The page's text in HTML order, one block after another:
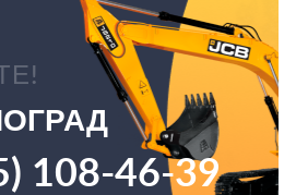
108-46-39